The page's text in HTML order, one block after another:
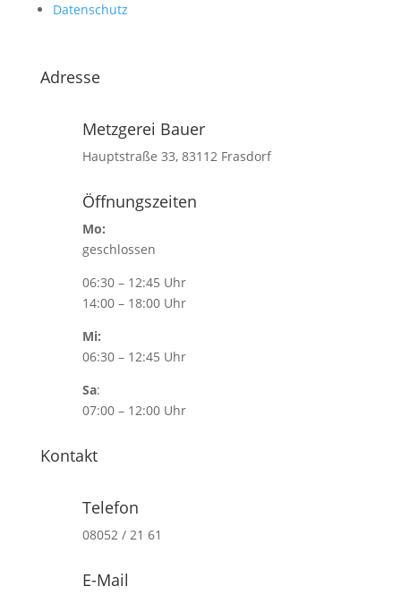
Datenschutz
Adresse
Metzgerei Bauer
Hauptstraße 33, 83112 Frasdorf
Öffnungszeiten
Mo:
geschlossen
06:30 – 12:45 Uhr
14:00 – 18:00 Uhr
Mi:
06:30 – 12:45 Uhr
Sa:
07:00 – 12:00 Uhr
Kontakt
Telefon
08052 / 21 61
E-Mail